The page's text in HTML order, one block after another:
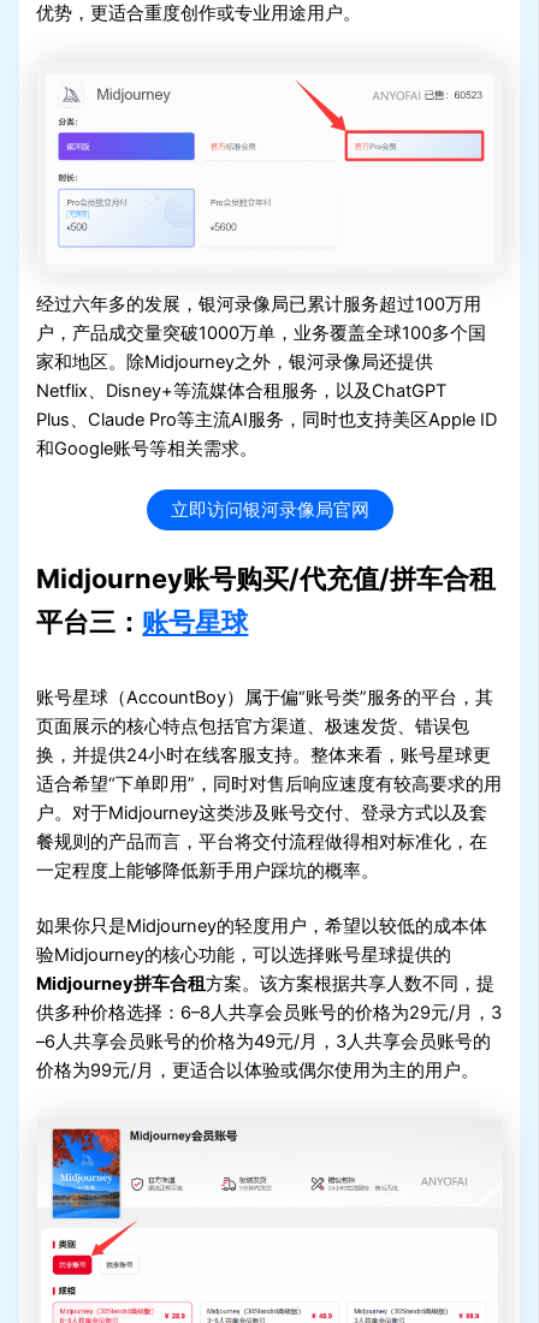
优势，更适合重度创作或专业用途用户。
经过六年多的发展，银河录像局已累计服务超过100万用
户，产品成交量突破1000万单，业务覆盖全球100多个国
家和地区。除Midjourney之外，银河录像局还提供
Netflix、Disney+等流媒体合租服务，以及ChatGPT
Plus、Claude Pro等主流AI服务，同时也支持美区Apple ID
和Google账号等相关需求。
立即访问银河录像局官网
Midjourney账号购买/代充值/拼车合租
平台三： 账号星球
账号星球（AccountBoy）属于偏“账号类”服务的平台，其
页面展示的核心特点包括官方渠道、极速发货、错误包
换，并提供24小时在线客服支持。整体来看，账号星球更
适合希望“下单即用”，同时对售后响应速度有较高要求的用
户。对于Midjourney这类涉及账号交付、登录方式以及套
餐规则的产品而言，平台将交付流程做得相对标准化，在
一定程度上能够降低新手用户踩坑的概率。
如果你只是Midjourney的轻度用户，希望以较低的成本体
验Midjourney的核心功能，可以选择账号星球提供的
Midjourney拼车合租方案。该方案根据共享人数不同，提
供多种价格选择：6–8人共享会员账号的价格为29元/月，3
–6人共享会员账号的价格为49元/月，3人共享会员账号的
价格为99元/月，更适合以体验或偶尔使用为主的用户。